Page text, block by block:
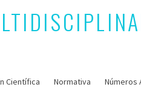
Científica Normativa Números